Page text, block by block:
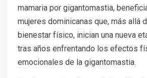
mamaria por gigantomastia,
mujeres dominicanas que, más allá
bienestar físico, inician una nueva
tras años enfrentando los efectos
emocionales de la gigantomastia.